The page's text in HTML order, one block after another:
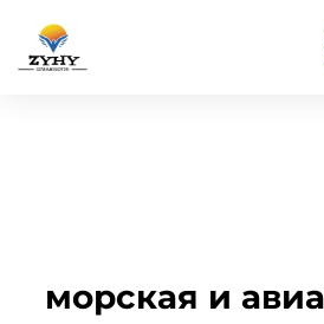
морская и